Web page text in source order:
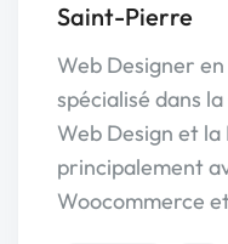
Saint-Pierre
Web Designer
spécialisé dans
Web Design et
principalement
Woocommerce